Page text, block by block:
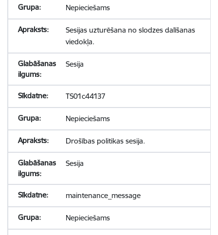
Nepieciešams
Sesijas uzturēšana no slodzes dalīšanas
viedokļa.
Sesija
TS01c44137
Nepieciešams
Drošības politikas sesija.
Sesija
maintenance_message
Nepieciešams